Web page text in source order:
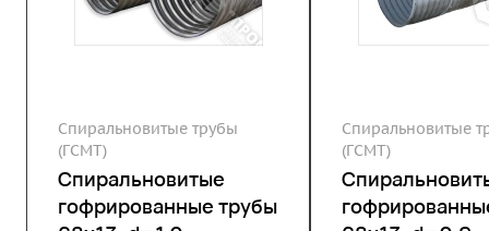
Спиральновитые трубы
(ГСМТ)
Спиральновитые
гофрированные трубы
Спиральновитые
(ГСМТ)